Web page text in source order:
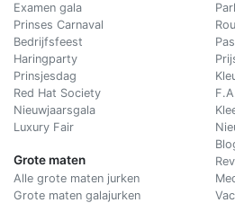
Examen gala
Prinses Carnaval
Bedrijfsfeest
Haringparty
Prinsjesdag
Red Hat Society
Nieuwjaarsgala
Luxury Fair
Grote maten
Alle grote maten jurken
Grote maten galajurken